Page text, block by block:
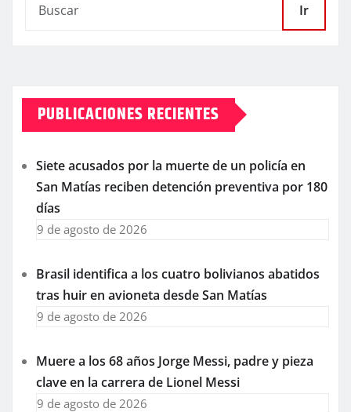
Ir
PUBLICACIONES RECIENTES
Siete acusados por la muerte de un policía en
San Matías reciben detención preventiva por 180
días
9 de agosto de 2026
Brasil identifica a los cuatro bolivianos abatidos
tras huir en avioneta desde San Matías
9 de agosto de 2026
Muere a los 68 años Jorge Messi, padre y pieza
clave en la carrera de Lionel Messi
9 de agosto de 2026